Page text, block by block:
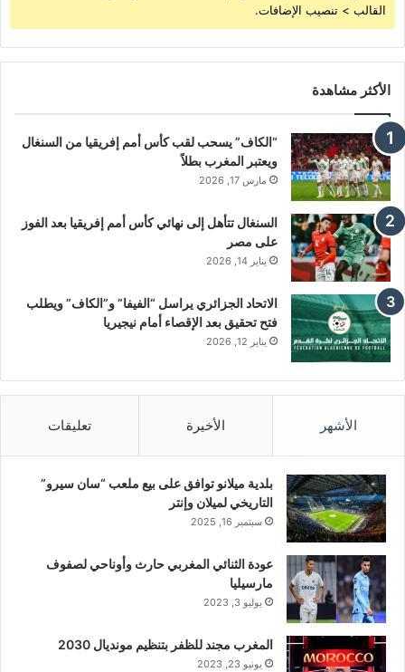
القالب > تنصيب الإضافات.
الأكثر مشاهدة
“الكاف” يسحب لقب كأس أمم إفريقيا من السنغال
ويعتبر المغرب بطلاً
مارس 17, 2026
السنغال تتأهل إلى نهائي كأس أمم إفريقيا بعد الفوز
على مصر
يناير 14, 2026
الاتحاد الجزائري يراسل “الفيفا” و”الكاف” ويطلب
فتح تحقيق بعد الإقصاء أمام نيجيريا
يناير 12, 2026
الأشهر الأخيرة تعليقات
بلدية ميلانو توافق على بيع ملعب “سان سيرو”
التاريخي لميلان وإنتر
سبتمبر 16, 2025
عودة الثنائي المغربي حارث وأوناحي لصفوف
مارسيليا
يوليو 3, 2023
المغرب مجند للظفر بتنظيم مونديال 2030
يونيو 23, 2023